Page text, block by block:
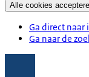
Alle cookies
Ga direct naar
Ga naar de